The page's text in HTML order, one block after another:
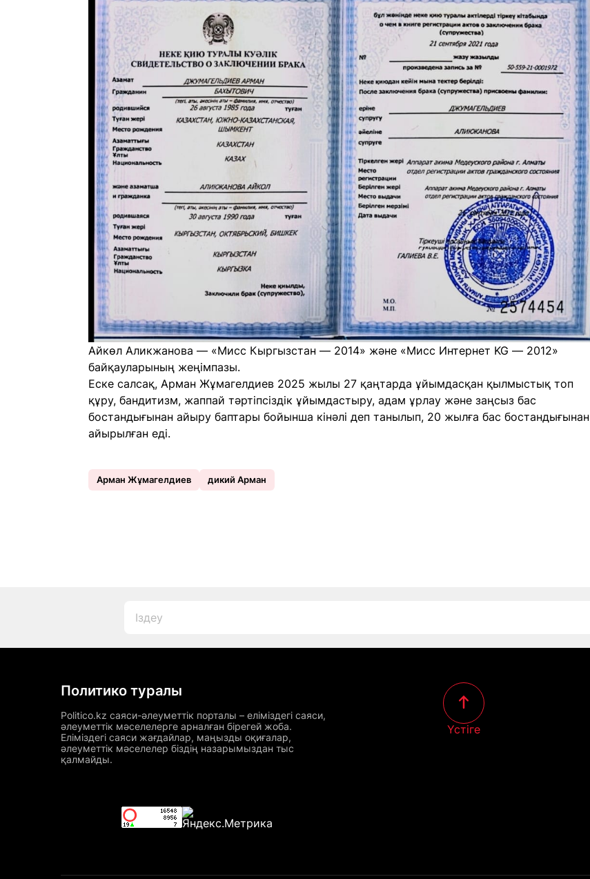
Айкөл Аликжанова — «Мисс Кыргызстан — 2014» және «Мисс Интернет KG — 2012»
байқауларының жеңімпазы.
Еске салсақ, Арман Жұмагелдиев 2025 жылы 27 қаңтарда ұйымдасқан қылмыстық топ
құру, бандитизм, жаппай тәртіпсіздік ұйымдастыру, адам ұрлау және заңсыз бас
бостандығынан айыру баптары бойынша кінәлі деп танылып, 20 жылға бас бостандығынан
айырылған еді.
Арман Жұмагелдиев дикий Арман
Политико туралы
Politico.kz саяси-әлеуметтік порталы – еліміздегі саяси,
әлеуметтік мәселелерге арналған бірегей жоба.
Еліміздегі саяси жағдайлар, маңызды оқиғалар,
әлеуметтік мәселелер біздің назарымыздан тыс
қалмайды.
Үстіге